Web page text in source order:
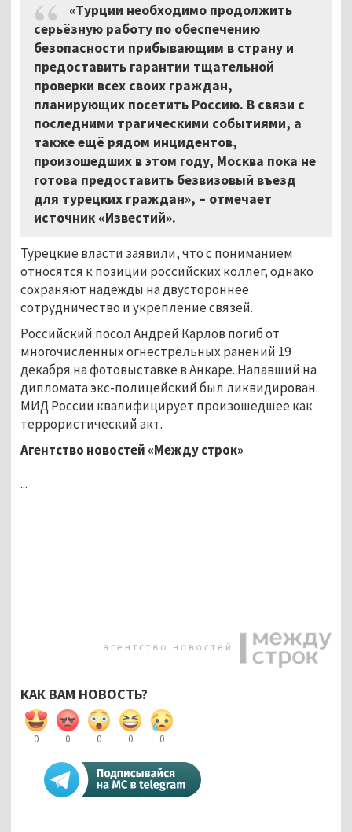
«Турции необходимо продолжить
серьёзную работу по обеспечению
безопасности прибывающим в страну и
предоставить гарантии тщательной
проверки всех своих граждан,
планирующих посетить Россию. В связи с
последними трагическими событиями, а
также ещё рядом инцидентов,
произошедших в этом году, Москва пока не
готова предоставить безвизовый въезд
для турецких граждан», – отмечает
источник «Известий».
Турецкие власти заявили, что с пониманием
относятся к позиции российских коллег, однако
сохраняют надежды на двустороннее
сотрудничество и укрепление связей.
Российский посол Андрей Карлов погиб от
многочисленных огнестрельных ранений 19
декабря на фотовыставке в Анкаре. Напавший на
дипломата экс-полицейский был ликвидирован.
МИД России квалифицирует произошедшее как
террористический акт.
Агентство новостей «Между строк»
...
КАК ВАМ НОВОСТЬ?
0 0 0 0 0